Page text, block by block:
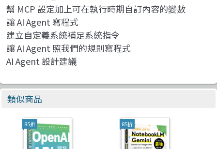
幫 MCP 設定加上可在執行時期自訂內容的變數
讓 AI Agent 寫程式
建立自定義系統補足系統指令
讓 AI Agent 照我們的規則寫程式
AI Agent 設計建議
類似商品
85折 85折